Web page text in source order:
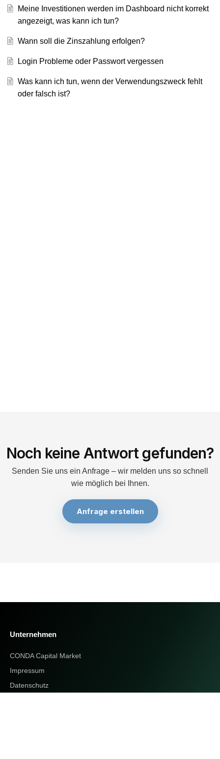
Meine Investitionen werden im Dashboard nicht korrekt
angezeigt, was kann ich tun?
Wann soll die Zinszahlung erfolgen?
Login Probleme oder Passwort vergessen
Was kann ich tun, wenn der Verwendungszweck fehlt
oder falsch ist?
Noch keine Antwort gefunden?
Senden Sie uns ein Anfrage – wir melden uns so schnell
wie möglich bei Ihnen.
Anfrage erstellen
Unternehmen
CONDA Capital Market
Impressum
Datenschutz